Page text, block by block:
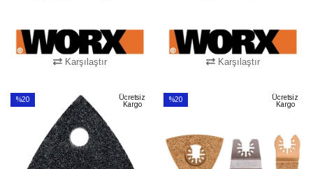
Karşılaştır Karşılaştır
%20
Ücretsiz
Kargo
%20
Ücretsiz
Kargo